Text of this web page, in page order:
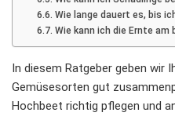
Wie lange dauert es, bis
Wie kann ich die Ernte am
In diesem Ratgeber geben wir
Gemüsesorten gut
Hochbeet richtig pflegen und